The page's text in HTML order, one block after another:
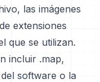
las imágenes
extensiones
que se utilizan.
incluir .map,
software o la